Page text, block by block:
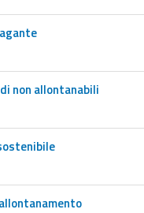
non allontanabili